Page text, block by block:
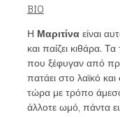
BIO
Η Μαριτίναείναι
και παίζει κιθάρα.
που ξέφυγαν από
πατάει στο λαϊκό
τώρα με τρόπο
άλλοτε ωμό, πάντα